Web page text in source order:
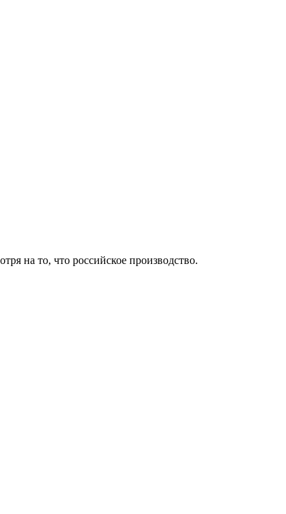
на то, что российское производство.